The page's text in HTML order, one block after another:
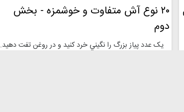
۲۰ نوع آش متفاوت و خوشمزه - بخش
دوم
یک عدد پیاز بزرگ را نگيني خرد کنيد و در روغن تفت دهيد.